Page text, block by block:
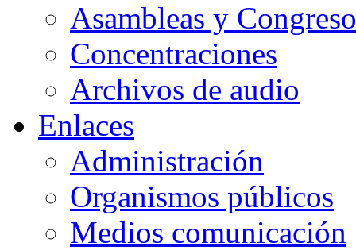
Asambleas y
Concentraciones
Archivos de audio
Enlaces
Administración
Organismos públicos
Medios comunicación